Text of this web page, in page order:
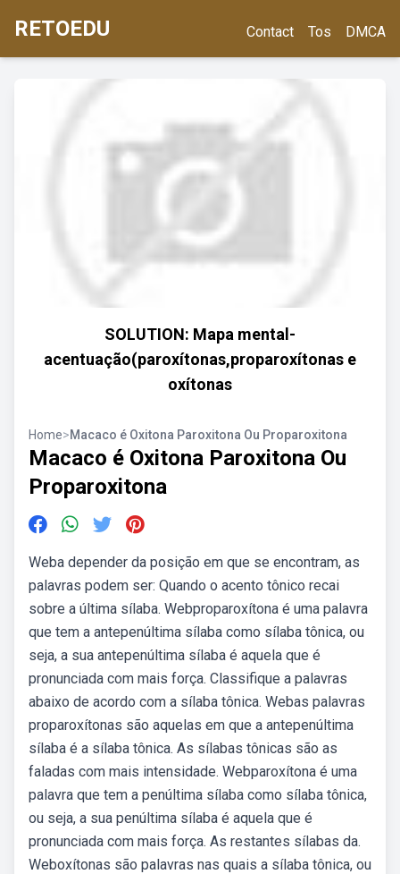
RETOEDU Contact Tos DMCA
SOLUTION: Mapa mental-
acentuação(paroxítonas,proparoxítonas e
oxítonas
Home>Macaco é Oxitona Paroxitona Ou Proparoxitona
Macaco é Oxitona Paroxitona Ou
Proparoxitona
Weba depender da posição em que se encontram, as
palavras podem ser: Quando o acento tônico recai
sobre a última sílaba. Webproparoxítona é uma palavra
que tem a antepenúltima sílaba como sílaba tônica, ou
seja, a sua antepenúltima sílaba é aquela que é
pronunciada com mais força. Classifique a palavras
abaixo de acordo com a sílaba tônica. Webas palavras
proparoxítonas são aquelas em que a antepenúltima
sílaba é a sílaba tônica. As sílabas tônicas são as
faladas com mais intensidade. Webparoxítona é uma
palavra que tem a penúltima sílaba como sílaba tônica,
ou seja, a sua penúltima sílaba é aquela que é
pronunciada com mais força. As restantes sílabas da.
Weboxítonas são palavras nas quais a sílaba tônica, ou